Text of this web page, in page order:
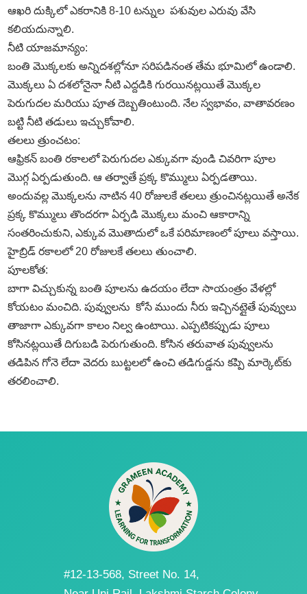
ఆఖరి దుక్కిలో ఎకరానికి 8-10 టన్నుల పశువుల ఎరువు వేసి
కలియదున్నాలి.
నీటి యాజమాన్యం:
బంతి మొక్కలకు అన్నిదశల్లోనూ సరిపడినంత తేమ భూమిలో ఉండాలి.
మొక్కలు ఏ దశలోనైనా నీటి ఎద్దడికి గురయినట్లయితే మొక్కల
పెరుగుదల మరియు పూత దెబ్బతింటుంది. నేల స్వభావం, వాతావరణం
బట్టి నీటి తడులు ఇచ్చుకోవాలి.
తలలు త్రుంచటం:
ఆఫ్రికన్‌ బంతి రకాలలో పెరుగుదల ఎక్కువగా వుండి చివరిగా పూల
మొగ్గ ఏర్పడుతుంది. ఆ తర్వాతే ప్రక్క కొమ్ములు ఏర్పడతాయి.
అందువల్ల మొక్కలను నాటిన 40 రోజులకే తలలు త్రుంచినట్లయితే అనేక
ప్రక్క కొమ్ములు తొందరగా ఏర్పడి మొక్కలు మంచి ఆకారాన్ని
సంతరించుకుని, ఎక్కువ మొతాదులో ఒకే పరిమాణంలో పూలు వస్తాయి.
హైబ్రిడ్‌ రకాలలో 20 రోజులకే తలలు తుంచాలి.
పూలకోత:
బాగా విచ్చుకున్న బంతి పూలను ఉదయం లేదా సాయంత్రం వేళల్లో
కోయటం మంచిది. పువ్వులను కోసే ముందు నీరు ఇచ్చినట్లైతే పువ్వులు
తాజాగా ఎక్కువగా కాలం నిల్వ ఉంటాయి. ఎప్పటికప్పుడు పూలు
కోసినట్లయితే దిగుబడి పెరుగుతుంది. కోసిన తరువాత పువ్వులను
తడిపిన గోనె లేదా వెదరు బుట్టలలో ఉంచి తడిగుడ్డను కప్పి మార్కెట్‌కు
తరలించాలి.
#12-13-568, Street No. 14,